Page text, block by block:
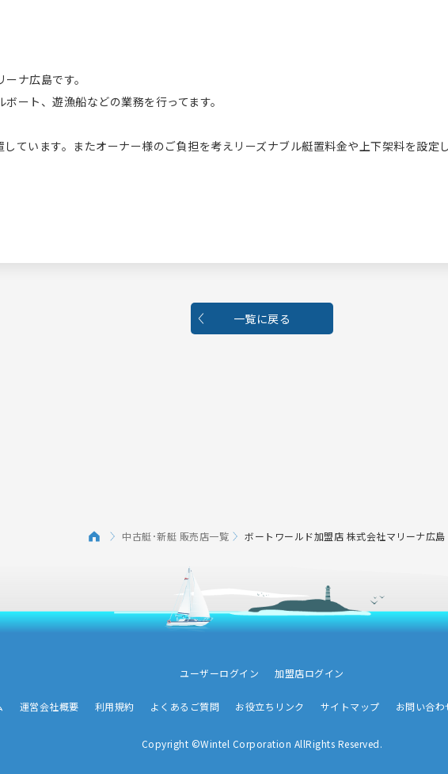
ナ広島です。
ート、遊漁船などの業務を行ってます。
ています。またオーナー様のご負担を考えリーズナブル艇置料金や上下架料を設定
一覧に戻る
中古艇･新艇 販売店一覧 ボートワールド加盟店 株式会社マリーナ広島
ユーザーログイン 加盟店ログイン
運営会社概要 利用規約 よくあるご質問 お役立ちリンク サイトマップ お問い合わ
Copyright ©Wintel Corporation AllRights Reserved.